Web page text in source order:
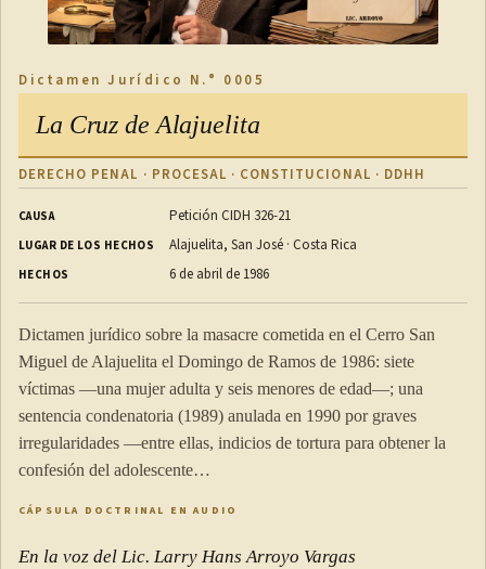
Dictamen Jurídico N.° 0005
La Cruz de Alajuelita
DERECHO PENAL · PROCESAL · CONSTITUCIONAL · DDHH
CAUSA Petición CIDH 326-21
LUGAR DE LOS HECHOS Alajuelita, San José · Costa Rica
HECHOS 6 de abril de 1986
Dictamen jurídico sobre la masacre cometida en el Cerro San
Miguel de Alajuelita el Domingo de Ramos de 1986: siete
víctimas —una mujer adulta y seis menores de edad—; una
sentencia condenatoria (1989) anulada en 1990 por graves
irregularidades —entre ellas, indicios de tortura para obtener la
confesión del adolescente…
CÁPSULA DOCTRINAL EN AUDIO
En la voz del Lic. Larry Hans Arroyo Vargas